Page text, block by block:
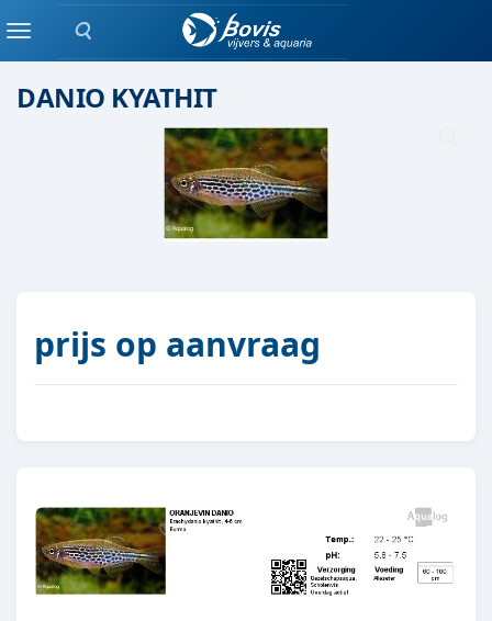
Zoeken
MenuScholenvis
DANIO KYATHIT
prijs op aanvraag